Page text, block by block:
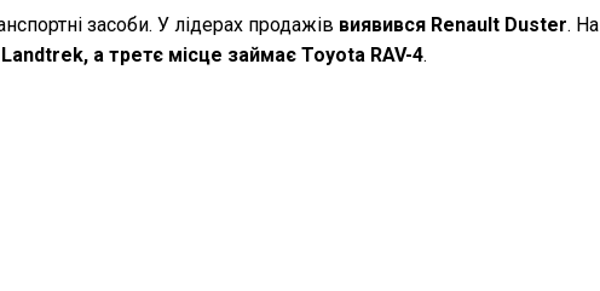
засоби. У лідерах продажів виявився Renault Duster. На
а третє місце займає Toyota RAV-4.